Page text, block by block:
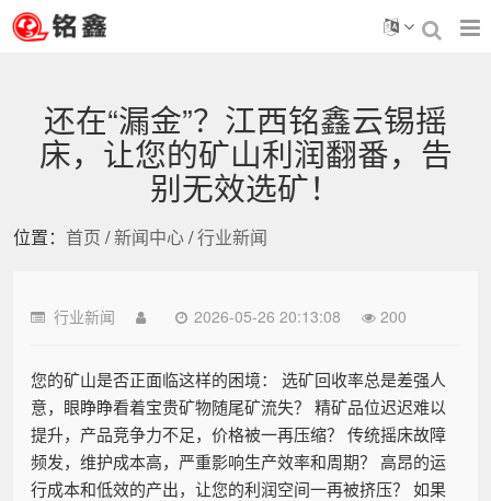
还在“漏金”？江西铭鑫云锡摇
床，让您的矿山利润翻番，告
别无效选矿！
位置： 首页 /新闻中心/行业新闻
行业新闻 2026-05-26 20:13:08 200
您的矿山是否正面临这样的困境： 选矿回收率总是差强人
意，眼睁睁看着宝贵矿物随尾矿流失？ 精矿品位迟迟难以
提升，产品竞争力不足，价格被一再压缩？ 传统摇床故障
频发，维护成本高，严重影响生产效率和周期？ 高昂的运
行成本和低效的产出，让您的利润空间一再被挤压？ 如果